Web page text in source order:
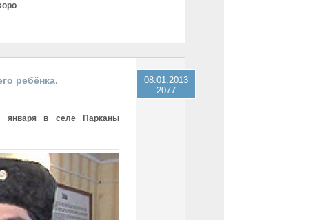
ребёнка.
января в селе Парканы
08.01.2013
2077